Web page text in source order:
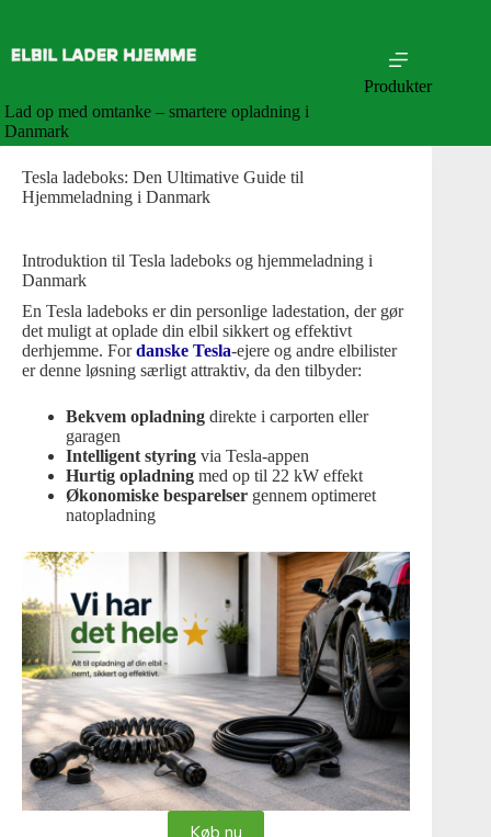
content
Lad op med omtanke – smartere opladning i
Danmark
Produkter
Tesla ladeboks: Den Ultimative Guide til
Hjemmeladning i Danmark
Introduktion til Tesla ladeboks og hjemmeladning i
Danmark
En Tesla ladeboks er din personlige ladestation, der gør
det muligt at oplade din elbil sikkert og effektivt
derhjemme. Fordanske Tesla-ejere og andre elbilister
er denne løsning særligt attraktiv, da den tilbyder:
Bekvem opladning direkte i carporten eller
garagen
Intelligent styring via Tesla-appen
Hurtig opladning med op til 22 kW effekt
Økonomiske besparelser gennem optimeret
natopladning
Køb nu